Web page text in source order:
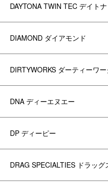
DAYTONA TWIN TEC デイト
DIAMOND ダイアモンド
DIRTYWORKS ダーティーワー
DNA ディーエヌエー
DP ディーピー
DRAG SPECIALTIES ドラッ